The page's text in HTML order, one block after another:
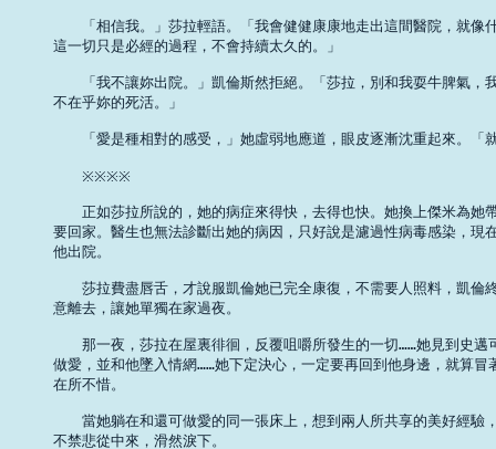
「相信我。」莎拉輕語。「我會健健康康地走出這間醫院，就像
這一切只是必經的過程，不會持續太久的。」
「我不讓妳出院。」凱倫斯然拒絕。「莎拉，別和我耍牛脾氣，
不在乎妳的死活。」
「愛是種相對的感受，」她虛弱地應道，眼皮逐漸沈重起來。「
※※※※
正如莎拉所說的，她的病症來得快，去得也快。她換上傑米為她
要回家。醫生也無法診斷出她的病因，只好說是濾過性病毒感染，
他出院。
莎拉費盡唇舌，才說服凱倫她已完全康復，不需要人照料，凱倫
意離去，讓她單獨在家過夜。
那一夜，莎拉在屋裏徘徊，反覆咀嚼所發生的一切……她見到史邁
做愛，並和他墜入情網……她下定決心，一定要再回到他身邊，就算
在所不惜。
當她躺在和還可做愛的同一張床上，想到兩人所共享的美好經驗
不禁悲從中來，滑然淚下。